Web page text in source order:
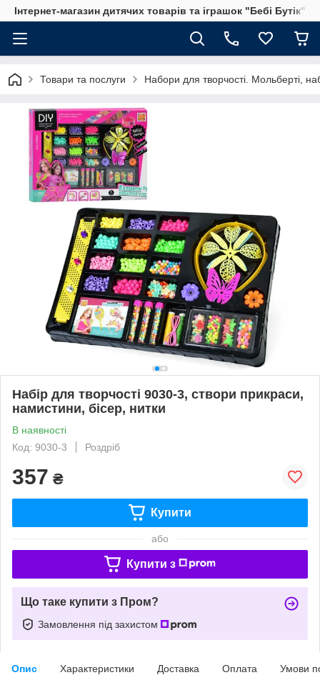
Інтернет-магазин дитячих товарів та іграшок "Бебі Бутік"
Товари та послуги Набори для творчості. Мольберті,
Набір для творчості 9030-3, створи прикраси,
намистини, бісер, нитки
В наявності
Код: 9030-3
Роздріб
357 ₴
Купити
або
Купити з
Що таке купити з Пром?
Замовлення під захистом
Опис Характеристики Доставка Оплата Умови